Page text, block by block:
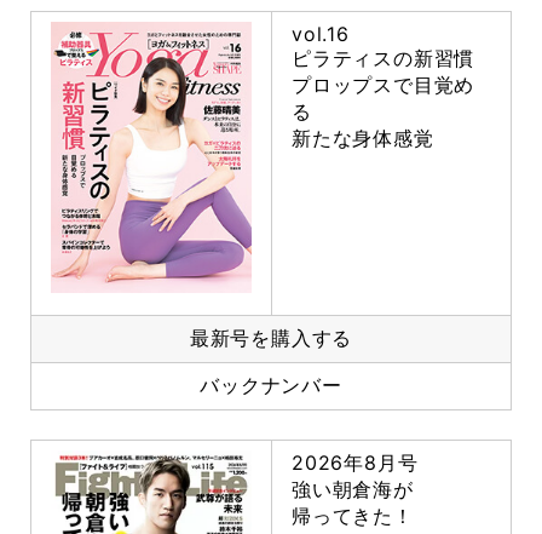
vol.16
ピラティスの新習慣
プロップスで目覚め
る
新たな身体感覚
最新号を購入する
バックナンバー
2026年8月号
強い朝倉海が
帰ってきた！